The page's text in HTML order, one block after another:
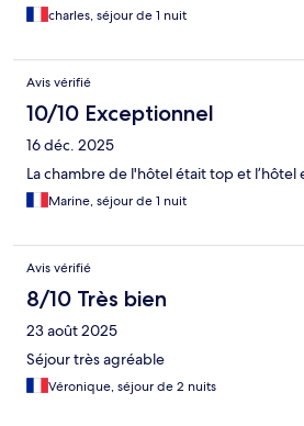
charles, séjour de 1 nuit
Avis vérifié
10/10 Exceptionnel
16 déc. 2025
La chambre de l'hôtel était top et l’hôtel
Marine, séjour de 1 nuit
Avis vérifié
8/10 Très bien
23 août 2025
Séjour très agréable
Véronique, séjour de 2 nuits